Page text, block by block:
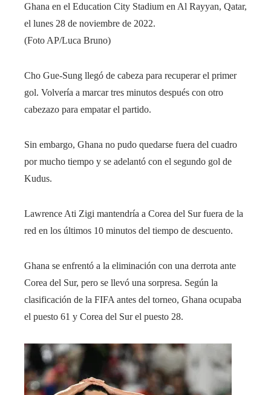
Ghana en el Education City Stadium en Al Rayyan, Qatar,
el lunes 28 de noviembre de 2022.
(Foto AP/Luca Bruno)
Cho Gue-Sung llegó de cabeza para recuperar el primer
gol. Volvería a marcar tres minutos después con otro
cabezazo para empatar el partido.
Sin embargo, Ghana no pudo quedarse fuera del cuadro
por mucho tiempo y se adelantó con el segundo gol de
Kudus.
Lawrence Ati Zigi mantendría a Corea del Sur fuera de la
red en los últimos 10 minutos del tiempo de descuento.
Ghana se enfrentó a la eliminación con una derrota ante
Corea del Sur, pero se llevó una sorpresa. Según la
clasificación de la FIFA antes del torneo, Ghana ocupaba
el puesto 61 y Corea del Sur el puesto 28.